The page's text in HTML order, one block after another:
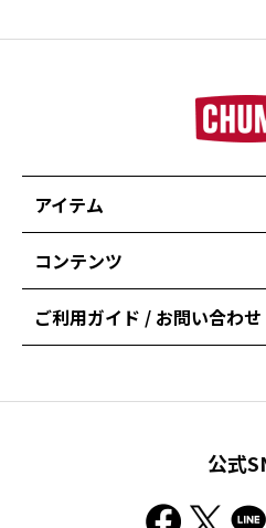
アイテム
コンテンツ
ご利用ガイド / お問い合わせ
公式